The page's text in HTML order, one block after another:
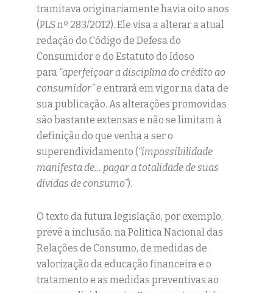
tramitava originariamente havia oito anos
(PLS nº 283/2012). Ele visa a alterar a atual
redação do Código de Defesa do
Consumidor e do Estatuto do Idoso
para “aperfeiçoar a disciplina do crédito ao
consumidor”e entrará em vigor na data de
sua publicação. As alterações promovidas
são bastante extensas e não se limitam à
definição do que venha a ser o
superendividamento (“impossibilidade
manifesta de… pagar a totalidade de suas
dívidas de consumo”).
O texto da futura legislação, por exemplo,
prevê a inclusão, na Política Nacional das
Relações de Consumo, de medidas de
valorização da educação financeira e o
tratamento e as medidas preventivas ao